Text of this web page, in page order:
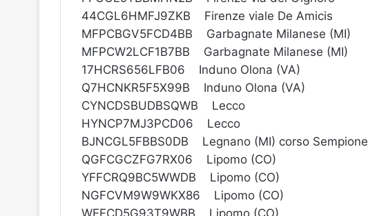
44CGL6HMFJ9ZKB Firenze viale De Amicis
MFPCBGV5FCD4BB Garbagnate Milanese (MI)
MFPCW2LCF1B7BB Garbagnate Milanese (MI)
17HCRS656LFB06 Induno Olona (VA)
Q7HCNKR5F5X99B Induno Olona (VA)
CYNCDSBUDBSQWB Lecco
HYNCP7MJ3PCD06 Lecco
BJNCGL5FBBS0DB Legnano (MI) corso Sempione
QGFCGCZFG7RX06 Lipomo (CO)
YFFCRQ9BC5WWDB Lipomo (CO)
NGFCVM9W9WKX86 Lipomo (CO)
WFFCD5G93T9WBB Lipomo (CO)